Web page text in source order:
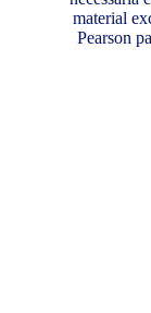
material
Pearson